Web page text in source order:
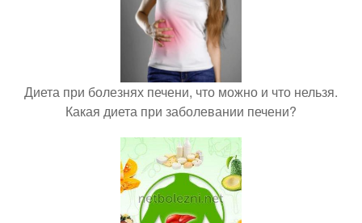
Диета при болезнях печени, что можно и что нельзя.
Какая диета при заболевании печени?